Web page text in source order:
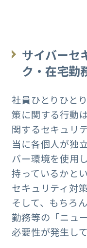
サイバーセ
ク・在宅勤
社員ひとりひと
策に関する行動
関するセキュリ
当に各個人が独
バー環境を使用
持っているかと
セキュリティ対
そして、もちろ
勤務等の「ニュ
必要性が発生し